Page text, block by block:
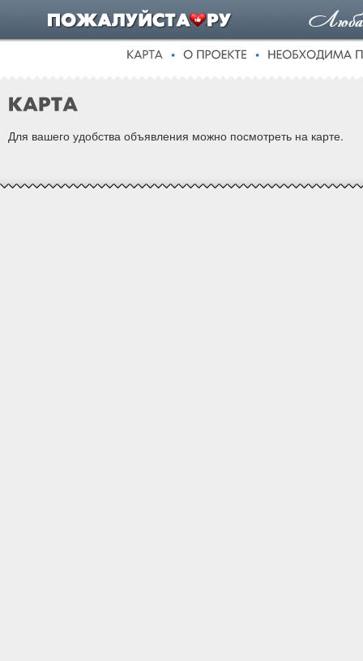
Для вашего удобства объявления можно посмотреть на карте.